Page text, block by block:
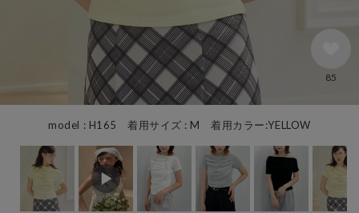
model : H165 着用サイズ : M 着用カラー:YELLOW
85